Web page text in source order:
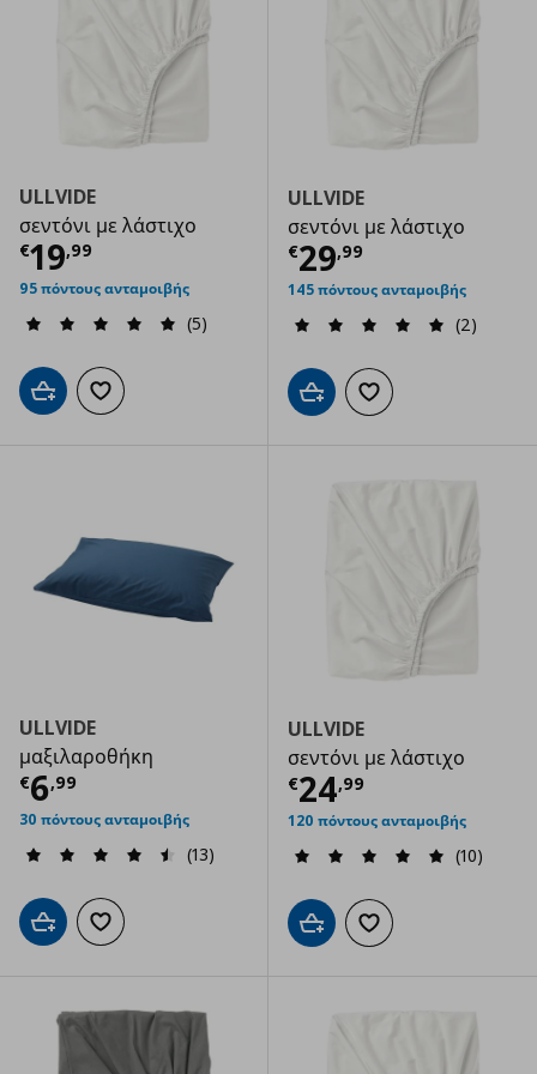
ULLVIDE
σεντόνι με λάστιχο
€19,99
Τρέχουσα τιμή € 19,99
95 πόντους ανταμοιβής
(5)
Προσθήκη στο καλάθι
Προσθήκη στα αγαπημένα
ULLVIDE
σεντόνι με λάστιχο
€29,99
Τρέχουσα
145 πόντους ανταμοιβής
(2)
Προσθήκη στο καλάθι
Προσθήκη στα
ULLVIDE
μαξιλαροθήκη
€6,99
Τρέχουσα τιμή € 6,99
30 πόντους ανταμοιβής
(13)
Προσθήκη στο καλάθι
Προσθήκη στα αγαπημένα
ULLVIDE
σεντόνι με λάστιχο
€24,99
Τρέχουσα
120 πόντους ανταμοιβής
(10)
Προσθήκη στο καλάθι
Προσθήκη στα